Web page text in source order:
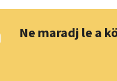
Ne maradj le a